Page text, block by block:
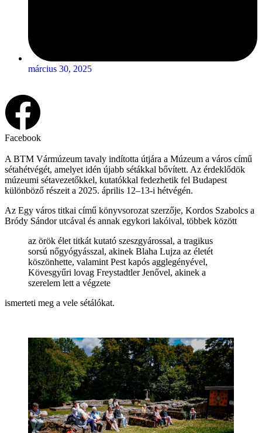
március 30, 2025
Facebook
A BTM Vármúzeum tavaly indította útjára a Múzeum a város című
sétahétvégét, amelyet idén újabb sétákkal bővített. Az érdeklődök
múzeumi sétavezetőkkel, kutatókkal fedezhetik fel Budapest
különböző részeit a 2025. április 12–13-i hétvégén.
Az Egy város titkai című könyvsorozat szerzője, Kordos Szabolcs a
Bródy Sándor utcával és annak egykori lakóival, többek között
az örök élet titkát kutató szeszgyárossal, a tragikus
sorsú nőgyógyásszal, akinek Blaha Lujza az életét
köszönhette, valamint Pest kapós agglegényével,
Kövesgyűri lovag Freystadtler Jenővel, akinek a
szerelem lett a végzete
ismerteti meg a vele sétálókat.